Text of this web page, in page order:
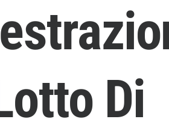
Di